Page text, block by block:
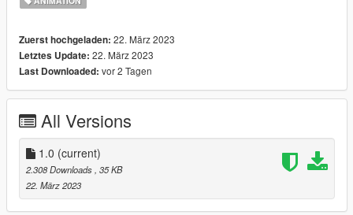
Zuerst hochgeladen: 22. März 2023
Letztes Update: 22. März 2023
Last Downloaded: vor 2 Tagen
All Versions
1.0 (current)
2.308 Downloads , 35 KB
22. März 2023